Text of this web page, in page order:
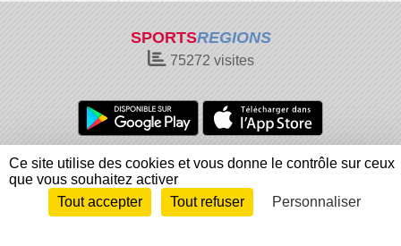
SPORTSREGIONS
75272 visites
Charte cookies
Gestion des cookies
Informations légales
Signaler un contenu inapproprié
Envie de participer ?
Connexion
Ce site utilise des cookies et vous donne le contrôle sur ceux
que vous souhaitez activer
Tout accepter
Tout refuser Personnaliser